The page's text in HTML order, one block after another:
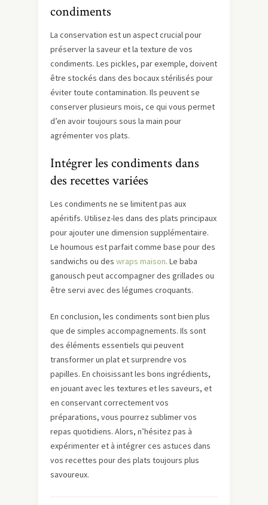
condiments
La conservation est un aspect crucial pour
préserver la saveur et la texture de vos
condiments. Les pickles, par exemple, doivent
être stockés dans des bocaux stérilisés pour
éviter toute contamination. Ils peuvent se
conserver plusieurs mois, ce qui vous permet
d’en avoir toujours sous la main pour
agrémenter vos plats.
Intégrer les condiments dans
des recettes variées
Les condiments ne se limitent pas aux
apéritifs. Utilisez-les dans des plats principaux
pour ajouter une dimension supplémentaire.
Le houmous est parfait comme base pour des
sandwichs ou des wraps maison. Le baba
ganousch peut accompagner des grillades ou
être servi avec des légumes croquants.
En conclusion, les condiments sont bien plus
que de simples accompagnements. Ils sont
des éléments essentiels qui peuvent
transformer un plat et surprendre vos
papilles. En choisissant les bons ingrédients,
en jouant avec les textures et les saveurs, et
en conservant correctement vos
préparations, vous pourrez sublimer vos
repas quotidiens. Alors, n’hésitez pas à
expérimenter et à intégrer ces astuces dans
vos recettes pour des plats toujours plus
savoureux.